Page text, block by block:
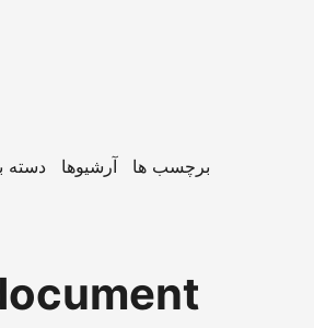
دسته آرشیوها برچسب ها